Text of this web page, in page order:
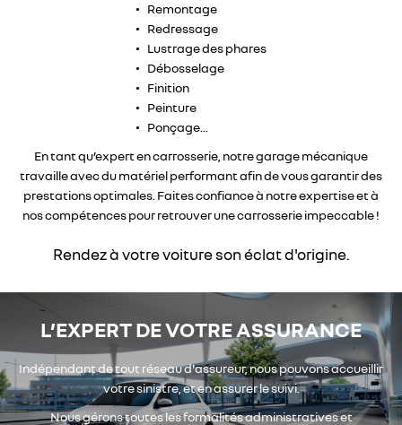
Remontage
Redressage
Lustrage des phares
Débosselage
Finition
Peinture
Ponçage...
En tant qu’expert en carrosserie, notre garage mécanique
travaille avec du matériel performant afin de vous garantir des
prestations optimales. Faites confiance à notre expertise et à
nos compétences pour retrouver une carrosserie impeccable !
Rendez à votre voiture son éclat d'origine.
L’EXPERT DE VOTRE ASSURANCE
Indépendant de tout réseau d'assureur, nous pouvons accueillir
votre sinistre,et en assurer le suivi.
Nous gérons toutes les formalités administratives et